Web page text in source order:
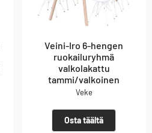
Veini-Iro 6-hengen
ruokailuryhmä
valkolakattu
tammi/valkoinen
Veke
Osta täältä